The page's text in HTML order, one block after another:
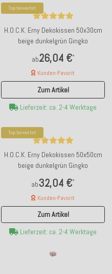
Top bewertet
H.O.C.K. Erny Dekokissen 50x30cm
beige dunkelgrün Gingko
ab26,04 €*
Kunden-Favorit
Zum Artikel
Lieferzeit: ca. 2-4 Werktage
Top bewertet
H.O.C.K. Erny Dekokissen 50x50cm
beige dunkelgrün Gingko
ab32,04 €*
Kunden-Favorit
Zum Artikel
Lieferzeit: ca. 2-4 Werktage